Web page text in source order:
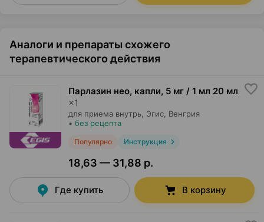
Аналоги и препараты схожего
терапевтического действия
Парлазин нео, капли, 5 мг / 1 мл 20 мл
×1
для приема внутрь, Эгис , Венгрия
• без рецепта
Популярно Инструкция
18,63 — 31,88 р.
Где купить В корзину